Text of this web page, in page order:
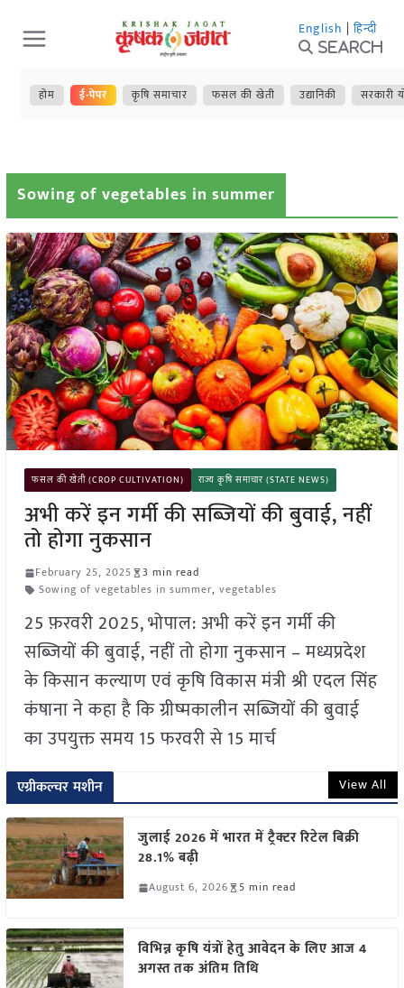
Skip
to
content
English | हिन्दी
Search
होम ई-पेपर कृषि समाचार फसल की खेती उद्यानिकी सरकारी
Sowing of vegetables in summer
फसल की खेती (CROP CULTIVATION) राज्य कृषि समाचार (STATE NEWS)
अभी करें इन गर्मी की सब्जियों की बुवाई, नहीं
तो होगा नुकसान
February 25, 2025
3 min read
Sowing of vegetables in summer, vegetables
25 फ़रवरी 2025, भोपाल: अभी करें इन गर्मी की
सब्जियों की बुवाई, नहीं तो होगा नुकसान – मध्यप्रदेश
के किसान कल्याण एवं कृषि विकास मंत्री श्री एदल सिंह
कंषाना ने कहा है कि ग्रीष्मकालीन सब्जियों की बुवाई
का उपयुक्त समय 15 फरवरी से 15 मार्च
एग्रीकल्चर मशीन View All
जुलाई 2026 में भारत में ट्रैक्टर रिटेल बिक्री
28.1% बढ़ी
August 6, 2026 5 min read
विभिन्न कृषि यंत्रों हेतु आवेदन के लिए आज 4
अगस्त तक अंतिम तिथि